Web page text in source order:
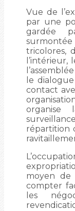
Vue de
par une
gardée
tricolores,
l’intérieur,
le
contact
répartition
moyen de
compter
les